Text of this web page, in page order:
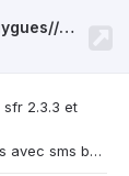
[ROM] [OPERATEUR] SFR//Orange//Bouygues//La Poste Mobile//Free//Virgin
sfr 2.3.3 et
applis avec titanium backup Sauvegarder vos sms avec sms backup and restore Sauvegarder contacts en allant dans l'appli contact faire la touche menu puis importer/exporter puis exporter vers la sd Les prérequis : Odin : http://www.mediafire...80ei4v311j06puf Cooper.ops : http://www.mediafire...yykxypkskm9iv1x SFR 2.3.3 : http://www.mediafire...vomsgv14t8ti7o0 SFR 2.3.5 : http://ww